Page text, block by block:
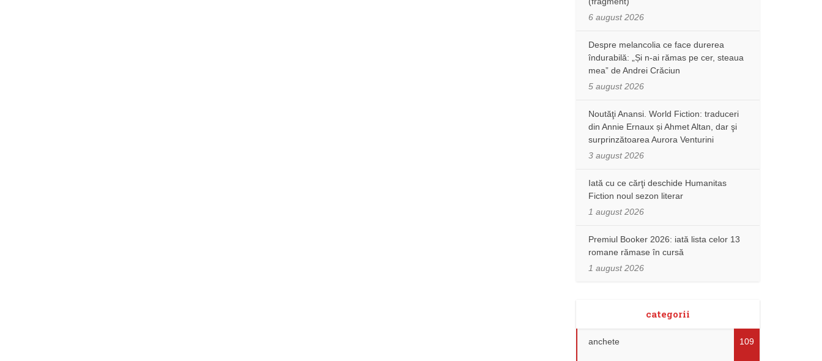
6 august 2026
Despre melancolia ce face durerea
îndurabilă: „Și n-ai rămas pe cer, steaua
mea” de Andrei Crăciun
5 august 2026
Noutăţi Anansi. World Fiction: traduceri
din Annie Ernaux și Ahmet Altan, dar şi
surprinzătoarea Aurora Venturini
3 august 2026
Iată cu ce cărţi deschide Humanitas
Fiction noul sezon literar
1 august 2026
Premiul Booker 2026: iată lista celor 13
romane rămase în cursă
1 august 2026
categorii
anchete 109